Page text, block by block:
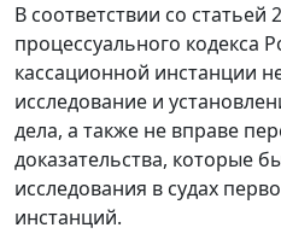
В соответствии со статьей
процессуального кодекса
кассационной инстанции
исследование и
дела, а также не вправе
доказательства, которые
исследования в судах
инстанций.